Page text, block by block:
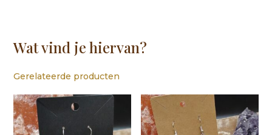
Wat vind je hiervan?
Gerelateerde producten